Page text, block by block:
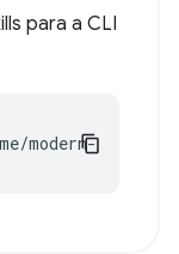
para a CLI
modern-